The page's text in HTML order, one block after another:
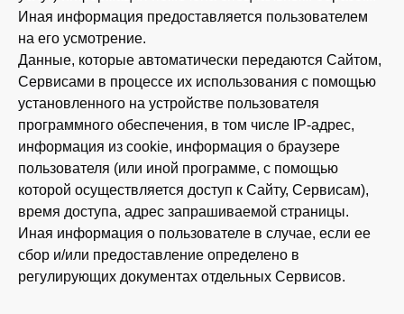
Иная информация предоставляется пользователем
на его усмотрение.
Данные, которые автоматически передаются Сайтом,
Сервисами в процессе их использования с помощью
установленного на устройстве пользователя
программного обеспечения, в том числе IP-адрес,
информация из cookie, информация о браузере
пользователя (или иной программе, с помощью
которой осуществляется доступ к Сайту, Сервисам),
время доступа, адрес запрашиваемой страницы.
Иная информация о пользователе в случае, если ее
сбор и/или предоставление определено в
регулирующих документах отдельных Сервисов.